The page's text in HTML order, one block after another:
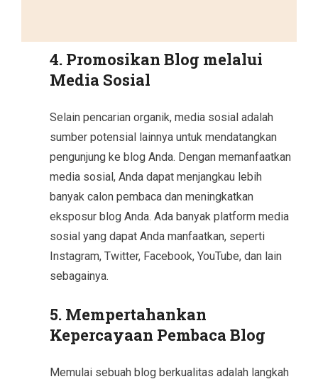
4. Promosikan Blog melalui
Media Sosial
Selain pencarian organik, media sosial adalah
sumber potensial lainnya untuk mendatangkan
pengunjung ke blog Anda. Dengan memanfaatkan
media sosial, Anda dapat menjangkau lebih
banyak calon pembaca dan meningkatkan
eksposur blog Anda. Ada banyak platform media
sosial yang dapat Anda manfaatkan, seperti
Instagram, Twitter, Facebook, YouTube, dan lain
sebagainya.
5. Mempertahankan
Kepercayaan Pembaca Blog
Memulai sebuah blog berkualitas adalah langkah